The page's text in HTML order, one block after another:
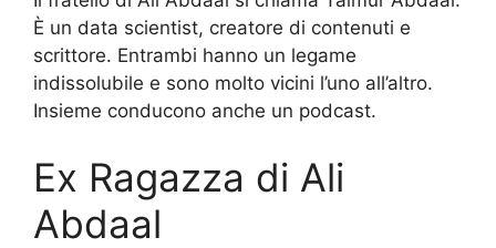
È un data scientist, creatore di contenuti e
scrittore. Entrambi hanno un legame
indissolubile e sono molto vicini l’uno all’altro.
Insieme conducono anche un podcast.
Ex Ragazza di Ali
Abdaal